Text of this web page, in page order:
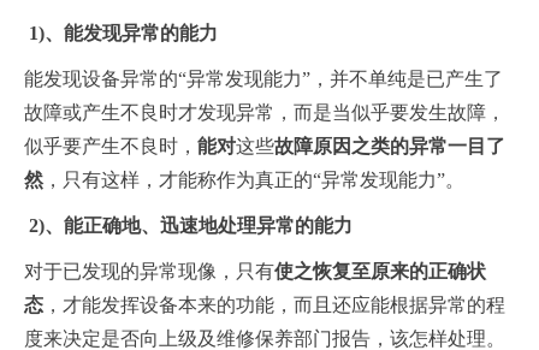
1)、 能发现异常的能力
能发现设备异常的“异常发现能力”，并不单纯是已产生了
故障或产生不良时才发现异常，而是当似乎要发生故障，
似乎要产生不良时， 能对这些故障原因之类的异常一目了
然 ，只有这样，才能称作为真正的“异常发现能力”。
2)、能正确地、迅速地处理异常的能力
对于已发现的异常现像，只有使之恢复至原来的正确状
态 ，才能发挥设备本来的功能，而且还应能根据异常的程
度来决定是否向上级及维修保养部门报告，该怎样处理。